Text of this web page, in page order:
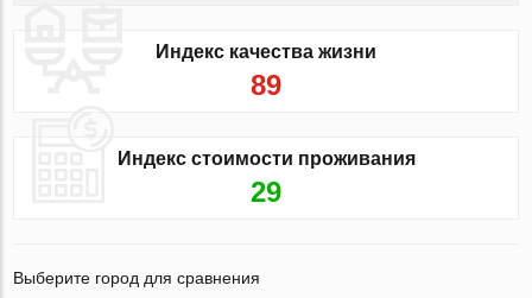
Индекс качества жизни
89
Индекс стоимости проживания
29
Выберите город для сравнения